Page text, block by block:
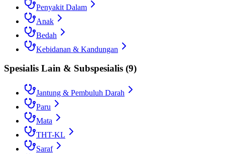
Penyakit Dalam
Anak
Bedah
Kebidanan & Kandungan
Spesialis Lain & Subspesialis (9)
Jantung & Pembuluh Darah
Paru
Mata
THT-KL
Saraf